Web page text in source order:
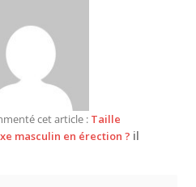
cet article : Taille
masculin en érection ? il